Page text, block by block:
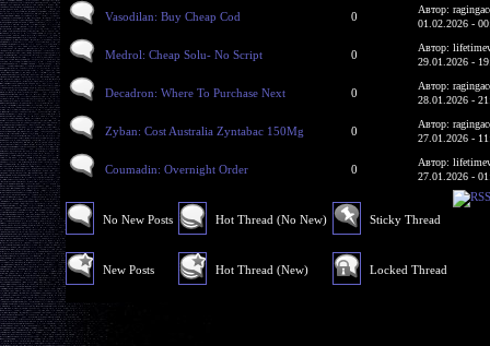
Vasodilan: Buy Cheap Cod 0
Автор:
01.02.2026 -
Medrol: Cheap Solu- No Script 0
Автор:
29.01.2026 -
Decadron: Where To Purchase Next 0
Автор:
28.01.2026 -
Zyban: Cost Australia Zyntabac 150Mg 0
Автор:
27.01.2026 -
Coumadin: Overnight Order 0
Автор:
27.01.2026 -
No New Posts
New Posts
Hot Thread (No New)
Hot Thread (New)
Sticky Thread
Locked Thread